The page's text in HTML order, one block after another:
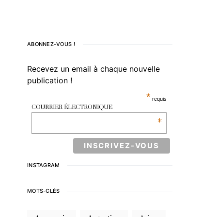
ABONNEZ-VOUS !
Recevez un email à chaque nouvelle
publication !
* requis
COURRIER ÉLECTRONIQUE
*
INSTAGRAM
MOTS-CLÉS